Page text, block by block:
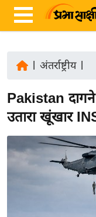
ज़ा
ख
अंतर्राष्ट्रीय|
Pakistan दागने
उतारा खूंखार